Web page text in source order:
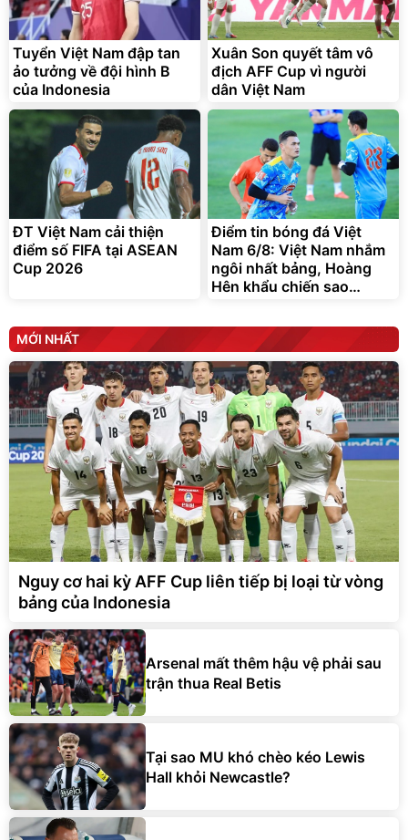
Tuyển Việt Nam đập tan
ảo tưởng về đội hình B
của Indonesia
Xuân Son quyết tâm vô
địch AFF Cup vì người
dân Việt Nam
ĐT Việt Nam cải thiện
điểm số FIFA tại ASEAN
Cup 2026
Điểm tin bóng đá Việt
Nam 6/8: Việt Nam nhắm
ngôi nhất bảng, Hoàng
Hên khẩu chiến sao
MỚI NHẤT
Nguy cơ hai kỳ AFF Cup liên tiếp bị loại từ vòng
bảng của Indonesia
Arsenal mất thêm hậu vệ phải sau
trận thua Real Betis
Tại sao MU khó chèo kéo Lewis
Hall khỏi Newcastle?